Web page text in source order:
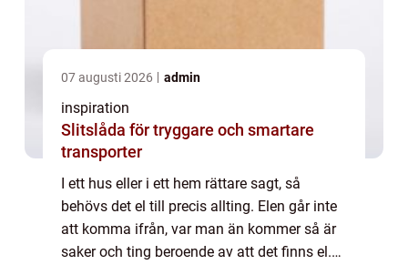
07 augusti 2026 admin
inspiration
Slitslåda för tryggare och smartare
transporter
I ett hus eller i ett hem rättare sagt, så
behövs det el till precis allting. Elen går inte
att komma ifrån, var man än kommer så är
saker och ting beroende av att det finns el.